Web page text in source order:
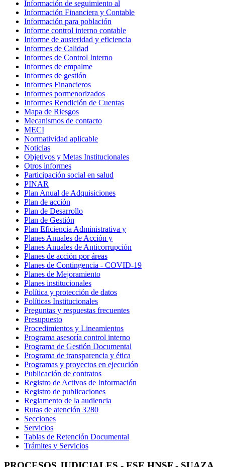
Información de seguimiento al
Información Financiera y Contable
Información para población
Informe control interno contable
Informe de austeridad y eficiencia
Informes de Calidad
Informes de Control Interno
Informes de empalme
Informes de gestión
Informes Financieros
Informes pormenorizados
Informes Rendición de Cuentas
Mapa de Riesgos
Mecanismos de contacto
MECI
Normatividad aplicable
Noticias
Objetivos y Metas Institucionales
Otros informes
Participación social en salud
PINAR
Plan Anual de Adquisiciones
Plan de acción
Plan de Desarrollo
Plan de Gestión
Plan Eficiencia Administrativa y
Planes Anuales de Acción y
Planes Anuales de Anticorrupción
Planes de acción por áreas
Planes de Contingencia - COVID-19
Planes de Mejoramiento
Planes institucionales
Política y protección de datos
Políticas Institucionales
Preguntas y respuestas frecuentes
Presupuesto
Procedimientos y Lineamientos
Programa asesoría control interno
Programa de Gestión Documental
Programa de transparencia y ética
Programas y proyectos en ejecución
Publicación de contratos
Registro de Activos de Información
Registro de publicaciones
Reglamento de la audiencia
Rutas de atención 3280
Secciones
Servicios
Tablas de Retención Documental
Trámites y Servicios